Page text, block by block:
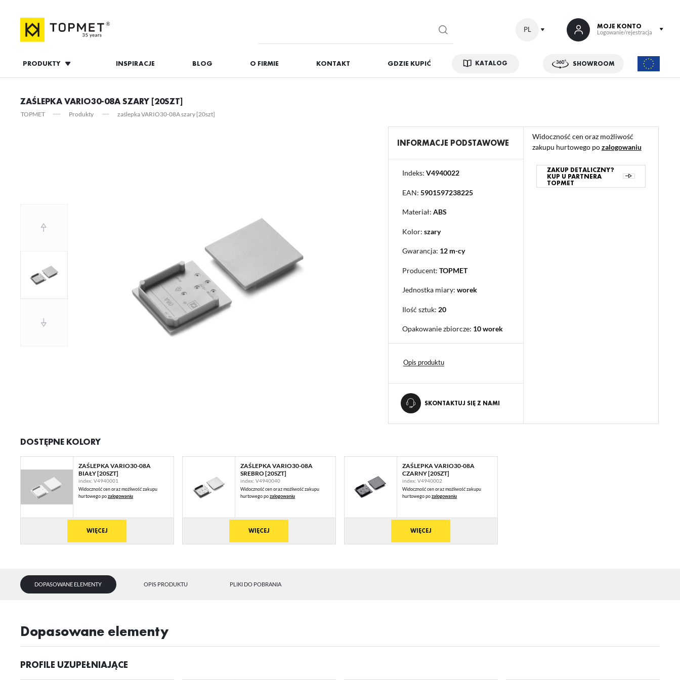
PL MOJE KONTO
Logowanie/rejestracja
PRODUKTY INSPIRACJE BLOG O FIRMIE KONTAKT GDZIE KUPIĆ KATALOG SHOWROOM
brak konieczności wprowadzania swoich danych przy kolejnych zakupach
możliwość otrzymania rabatów i kuponów promocyjnych
ZAŚLEPKA VARIO30-08A SZARY [20SZT]
TOPMET Produkty zaślepka VARIO30-08A szary [20szt]
INFORMACJE PODSTAWOWE
Indeks: V4940022
EAN: 5901597238225
Materiał: ABS
Kolor: szary
Gwarancja: 12 m-cy
Producent: TOPMET
Jednostka miary: worek
Ilość sztuk: 20
Opakowanie zbiorcze: 10 worek
Opis produktu
SKONTAKTUJ SIĘ Z NAMI
Widoczność cen oraz możliwość
zakupu hurtowego pozalogowaniu
ZAKUP DETALICZNY?
KUP U PARTNERA
TOPMET
DOSTĘPNE KOLORY
ZAŚLEPKA VARIO30-08A
BIAŁY [20SZT]
index: V4940001
Widoczność cen oraz możliwość zakupu
hurtowego pozalogowaniu
WIĘCEJ
ZAŚLEPKA VARIO30-08A
SREBRO [20SZT]
index: V4940040
Widoczność cen oraz możliwość zakupu
hurtowego pozalogowaniu
WIĘCEJ
ZAŚLEPKA VARIO30-08A
CZARNY [20SZT]
index: V4940002
Widoczność cen oraz możliwość zakupu
hurtowego pozalogowaniu
WIĘCEJ
DOPASOWANE ELEMENTY OPIS PRODUKTU PLIKI DO POBRANIA
dopasowane elementy
PROFILE UZUPEŁNIAJĄCE